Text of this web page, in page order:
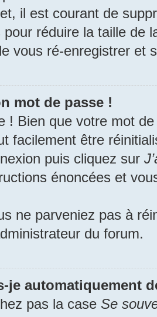
il est courant de
réduire la taille de
vous ré-enregistrer et
mot de passe !
! Bien que votre mot
facilement être
puis cliquez sur
énoncées et
ne parveniez pas à
du forum.
je automatiquement
pas la case Se